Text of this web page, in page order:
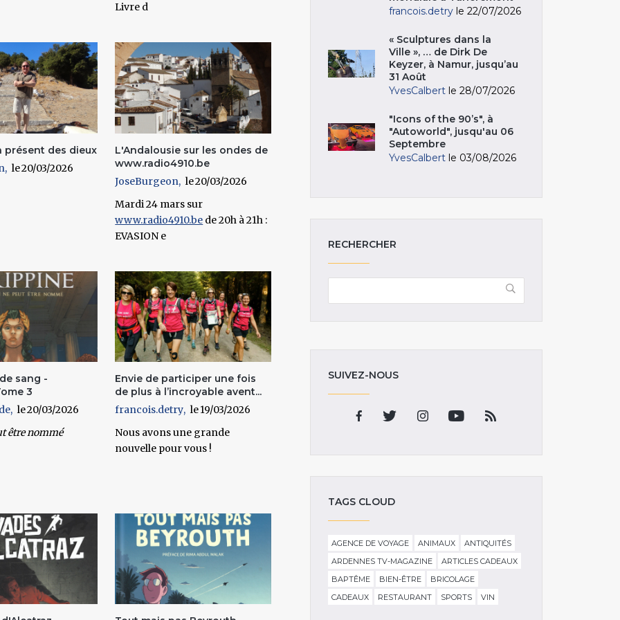
Livre d
présent des dieux
20/03/2026
L'Andalousie sur les ondes de
www.radio4910.be
JoseBurgeon
20/03/2026
Mardi 24 mars sur
www.radio4910.be de 20h à 21h :
EVASION e
sang -
3
20/03/2026
être nommé
Envie de participer une fois
de plus à l’incroyable avent...
francois.detry
19/03/2026
Nous avons une grande
nouvelle pour vous !
francois.detry le 22/07/2026
« Sculptures dans la
Ville », … de Dirk De
Keyzer, à Namur, jusqu’au
31 Août
YvesCalbert le 28/07/2026
"Icons of the 90’s", à
"Autoworld", jusqu'au 06
Septembre
YvesCalbert le 03/08/2026
RECHERCHER
SUIVEZ-NOUS
TAGS CLOUD
AGENCE DE VOYAGE ANIMAUX
ANTIQUITÉS
ARDENNES TV-MAGAZINE
ARTICLES CADEAUX
BAPTÊME
BIEN-ÊTRE
BRICOLAGE
CADEAUX
RESTAURANT SPORTS VIN